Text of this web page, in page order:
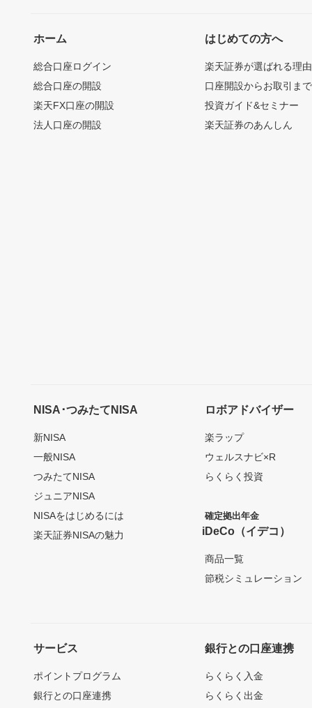
ホーム
総合口座ログイン
総合口座の開設
楽天FX口座の開設
法人口座の開設
はじめての方へ
楽天証券が選ばれる理由
口座開設からお取引ま
投資ガイド&セミナー
楽天証券のあんしん
NISA･つみたてNISA
新NISA
一般NISA
つみたてNISA
ジュニアNISA
NISAをはじめるには
楽天証券NISAの魅力
ロボアドバイザー
楽ラップ
ウェルスナビ×R
らくらく投資
確定拠出年金
iDeCo（イデコ）
商品一覧
節税シミュレーション
サービス
ポイントプログラム
銀行との口座連携
銀行との口座連携
らくらく入金
らくらく出金